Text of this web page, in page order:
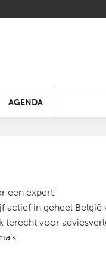
ELK HUIS
TEGEN 2050
EEN
20% STILLER IS
BOUWINNOVATIE
GEZOND WONEN
AGENDA
50 JAAR BIËNNALE
INTERIEUR
een expert!
actief in geheel België
voor